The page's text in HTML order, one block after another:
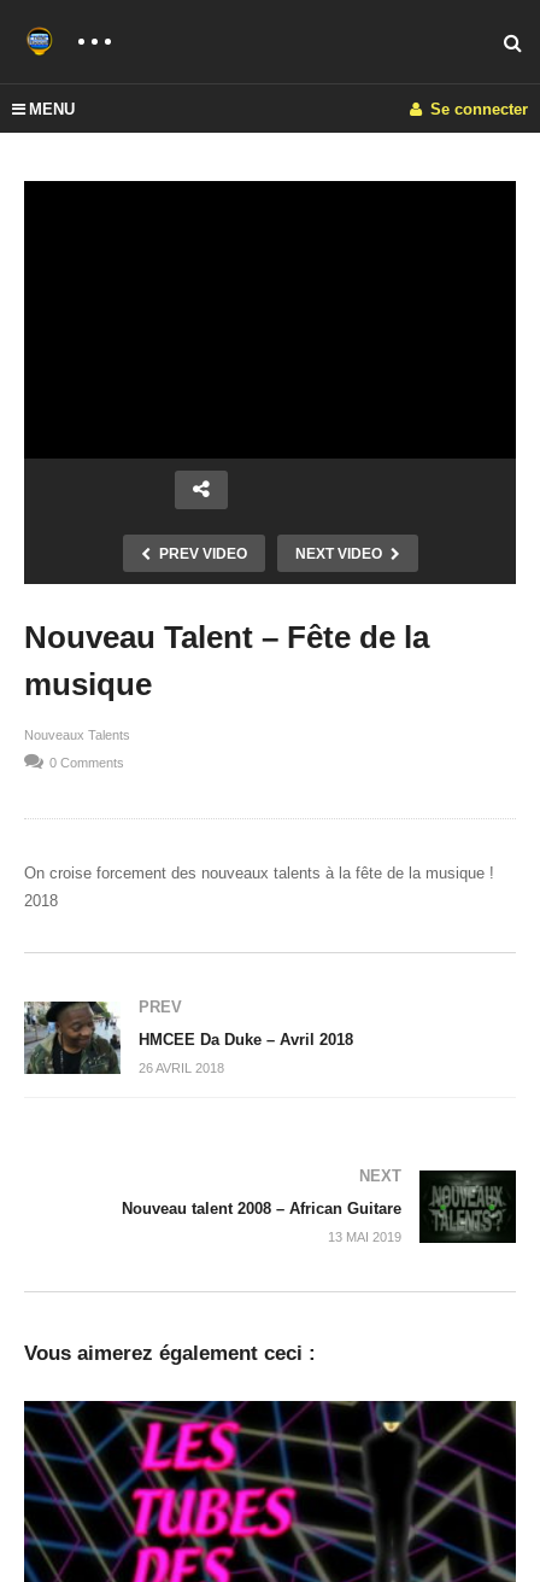
MENU Se connecter
PREV VIDEO NEXT VIDEO
Nouveau Talent – Fête de la
musique
Nouveaux Talents
0 Comments
On croise forcement des nouveaux talents à la fête de la musique !
2018
PREV
HMCEE Da Duke – Avril 2018
26 AVRIL 2018
NEXT
Nouveau talent 2008 – African Guitare
13 MAI 2019
Vous aimerez également ceci :